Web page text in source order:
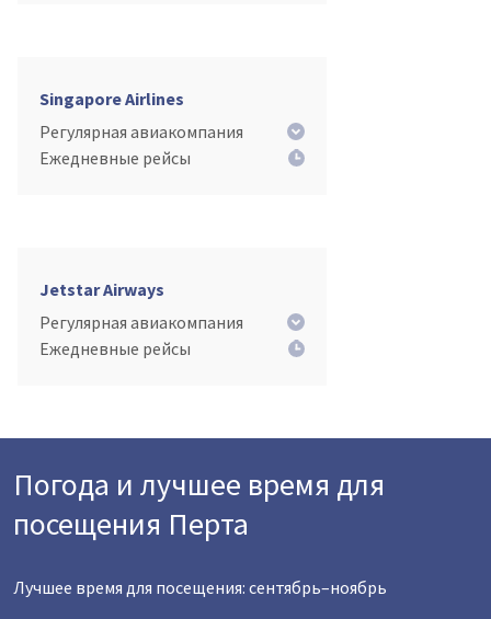
Singapore Airlines
Регулярная авиакомпания
Ежедневные рейсы
Jetstar Airways
Регулярная авиакомпания
Ежедневные рейсы
Погода и лучшее время для
посещения Перта
Лучшее время для посещения: сентябрь–ноябрь